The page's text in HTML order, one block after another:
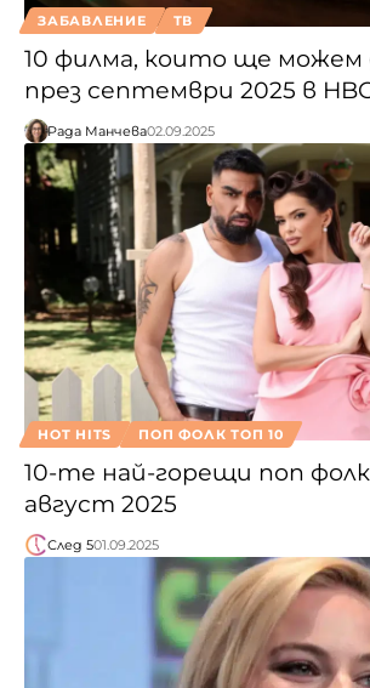
ЗАБАВЛЕНИЕ ТВ
10 филма, които ще можем
през септември 2025 в
Рада Манчева02.09.2025
HOT HITS ПОП ФОЛК ТОП 10
10-те най-горещи поп
август 2025
След 501.09.2025